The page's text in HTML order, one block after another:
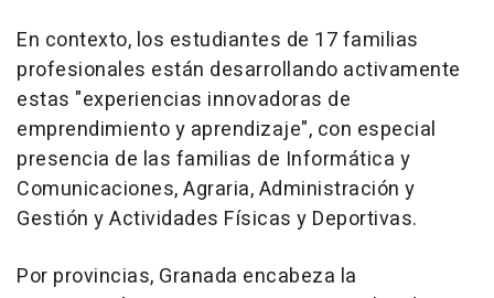
En contexto, los estudiantes de 17 familias
profesionales están desarrollando activamente
estas "experiencias innovadoras de
emprendimiento y aprendizaje", con especial
presencia de las familias de Informática y
Comunicaciones, Agraria, Administración y
Gestión y Actividades Físicas y Deportivas.
Por provincias, Granada encabeza la